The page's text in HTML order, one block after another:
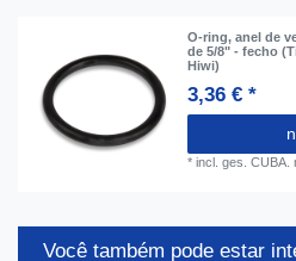
O-ring, anel de
de 5/8" - fecho
Hiwi)
3,36 € *
*incl. ges. CUBA.
Você também pode estar